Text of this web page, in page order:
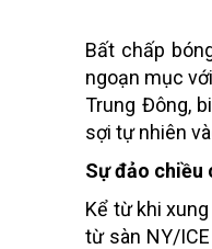
Bất chấp
ngoạn mục
Trung Đông,
sợi tự nhiên
Sự đảo chiều
Kể từ khi
từ sàn NY/